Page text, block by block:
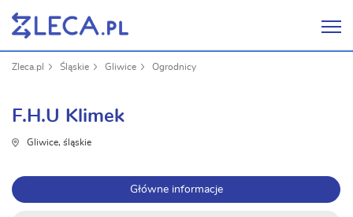
Zleca.pl Śląskie Gliwice Ogrodnicy
F.H.U Klimek
Gliwice, śląskie
Główne informacje